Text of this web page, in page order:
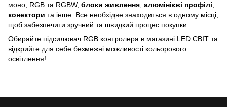
моно, RGB та RGBW, блоки живлення, алюмінієві профілі,
конектори та інше. Все необхідне знаходиться в одному місці,
щоб забезпечити зручний та швидкий процес покупки.
Обирайте підсилювач RGB контролера в магазині LED СВІТ та
відкрийте для себе безмежні можливості кольорового
освітлення!